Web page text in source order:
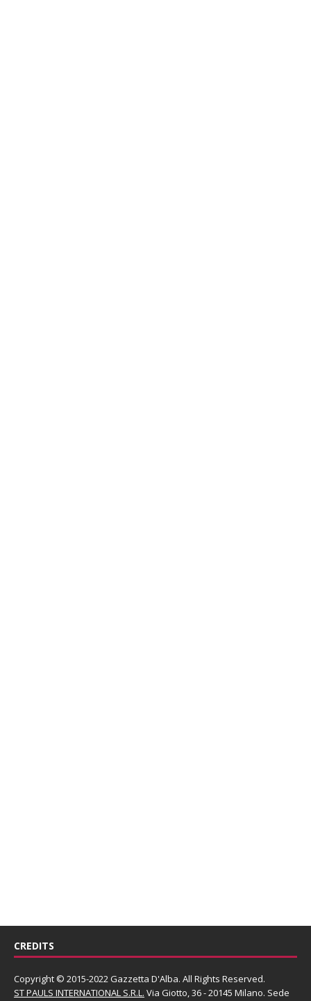
CREDITS
Copyright © 2015-2022 Gazzetta D'Alba. All Rights Reserved.
ST PAULS INTERNATIONAL S.R.L. Via Giotto, 36 - 20145 Milano. Sede